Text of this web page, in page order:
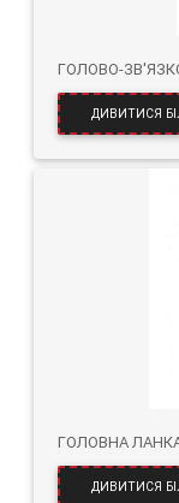
ГОЛОВО-
ДИВИТИСЯ
ДИВИТИСЯ